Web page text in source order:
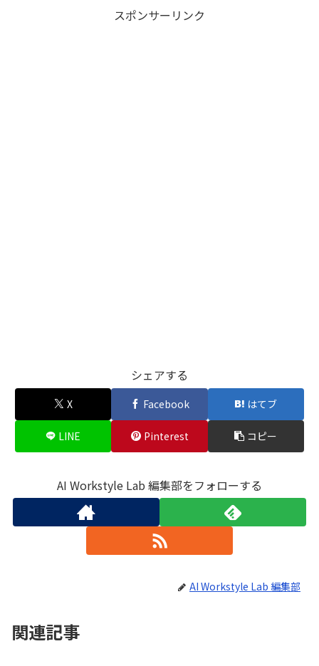
スポンサーリンク
シェアする
X Facebook はてブ
LINE Pinterest コピー
AI Workstyle Lab 編集部をフォローする
AI Workstyle Lab 編集部
関連記事